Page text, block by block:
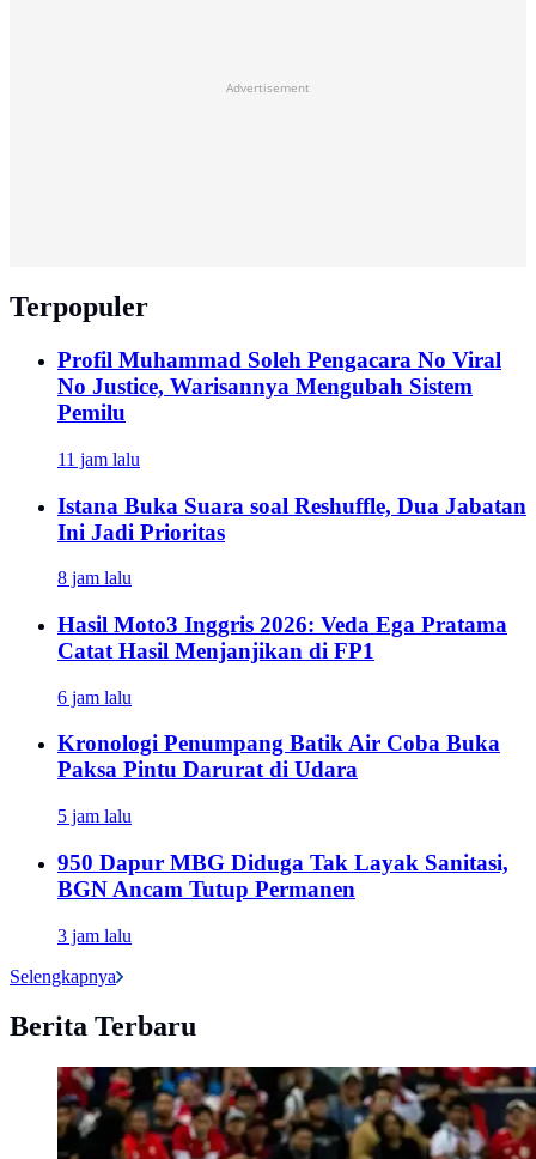
Advertisement
Terpopuler
Profil Muhammad Soleh Pengacara No Viral
No Justice, Warisannya Mengubah Sistem
Pemilu
11 jam lalu
Istana Buka Suara soal Reshuffle, Dua Jabatan
Ini Jadi Prioritas
8 jam lalu
Hasil Moto3 Inggris 2026: Veda Ega Pratama
Catat Hasil Menjanjikan di FP1
6 jam lalu
Kronologi Penumpang Batik Air Coba Buka
Paksa Pintu Darurat di Udara
5 jam lalu
950 Dapur MBG Diduga Tak Layak Sanitasi,
BGN Ancam Tutup Permanen
3 jam lalu
Selengkapnya
Berita Terbaru